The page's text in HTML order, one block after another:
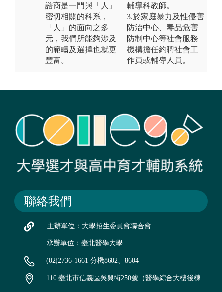
諮商是一門與「人」
密切相關的科系，
「人」的面向之多
元，我們所能夠涉及
的範疇及選擇也就更
豐富。
輔導科教師。
3.於家庭暴力及性侵害
防治中心、毒品危害
防制中心等社會服務
機構擔任約聘社會工
作員或輔導人員。
聯絡我們
主辦單位：大學招生委員會聯合會
承辦單位：臺北醫學大學
(02)2736-1661 分機8602、8604
110 臺北市信義區吳興街250號（醫學綜合大樓後棟